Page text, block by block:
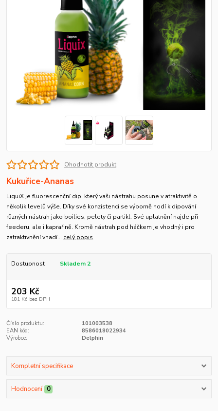
Ohodnotit produkt
Kukuřice-Ananas
LiquiX je fluorescenční dip, který vaši nástrahu posune v atraktivitě o
několik levelů výše. Díky své konzistenci se výborně hodí k dipování
různých nástrah jako boilies, pelety či partikl. Své uplatnění najde při
feederu, ale i kaprařině. Kromě nástrah pod háčkem je vhodný i pro
zatraktivnění vnadí... celý popis
Dostupnost Skladem 2
203 Kč
181 Kč bez DPH
Číslo produktu:
101003538
EAN kód:
8586018022934
Výrobce:
Delphin
Kompletní specifikace
Hodnocení 0